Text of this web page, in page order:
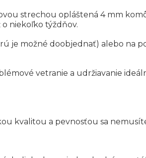
strechou opláštená 4 mm
niekoľko týždňov.
je možné doobjednať) alebo na
vetranie a udržiavanie
kvalitou a pevnosťou sa